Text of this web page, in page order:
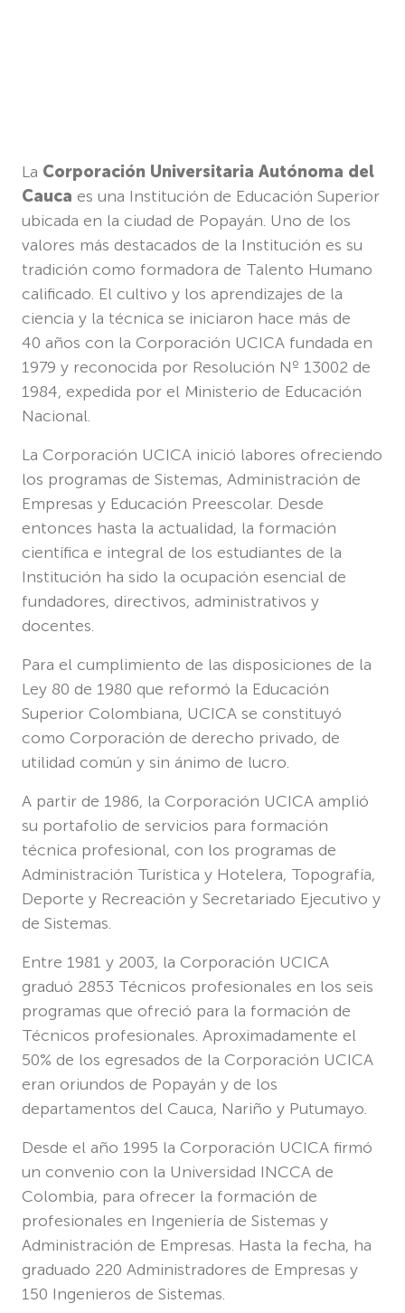
La Corporación Universitaria Autónoma del
Cauca es una Institución de Educación Superior
ubicada en la ciudad de Popayán. Uno de los
valores más destacados de la Institución es su
tradición como formadora de Talento Humano
calificado. El cultivo y los aprendizajes de la
ciencia y la técnica se iniciaron hace más de
40 años con la Corporación UCICA fundada en
1979 y reconocida por Resolución Nº 13002 de
1984, expedida por el Ministerio de Educación
Nacional.
La Corporación UCICA inició labores ofreciendo
los programas de Sistemas, Administración de
Empresas y Educación Preescolar. Desde
entonces hasta la actualidad, la formación
científica e integral de los estudiantes de la
Institución ha sido la ocupación esencial de
fundadores, directivos, administrativos y
docentes.
Para el cumplimiento de las disposiciones de la
Ley 80 de 1980 que reformó la Educación
Superior Colombiana, UCICA se constituyó
como Corporación de derecho privado, de
utilidad común y sin ánimo de lucro.
A partir de 1986, la Corporación UCICA amplió
su portafolio de servicios para formación
técnica profesional, con los programas de
Administración Turística y Hotelera, Topografía,
Deporte y Recreación y Secretariado Ejecutivo y
de Sistemas.
Entre 1981 y 2003, la Corporación UCICA
graduó 2853 Técnicos profesionales en los seis
programas que ofreció para la formación de
Técnicos profesionales. Aproximadamente el
50% de los egresados de la Corporación UCICA
eran oriundos de Popayán y de los
departamentos del Cauca, Nariño y Putumayo.
Desde el año 1995 la Corporación UCICA firmó
un convenio con la Universidad INCCA de
Colombia, para ofrecer la formación de
profesionales en Ingeniería de Sistemas y
Administración de Empresas. Hasta la fecha, ha
graduado 220 Administradores de Empresas y
150 Ingenieros de Sistemas.